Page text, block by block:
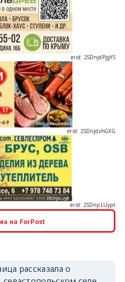
erid: 2SDnjdvhGXG
erid: 2SDnjcrDNw6
на ForPost
рассказала о